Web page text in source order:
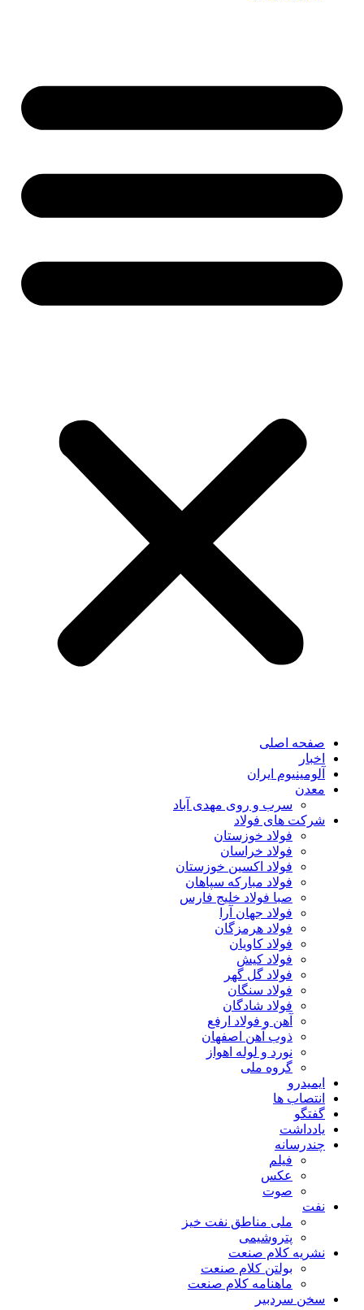
صفحه اصلی
اخبار
آلومینیوم ایران
معدن
سرب و روی مهدی آباد
شرکت های فولاد
فولاد خوزستان
فولاد خراسان
فولاد اکسین خوزستان
فولاد مبارکه سپاهان
صبا فولاد خلیج فارس
فولاد جهان آرا
فولاد هرمزگان
فولاد کاویان
فولاد کیش
فولاد گل گهر
فولاد سنگان
فولاد شادگان
آهن و فولاد ارفع
ذوب آهن اصفهان
نورد و لوله اهواز
گروه ملی
ایمیدرو
انتصاب ها
گفتگو
یادداشت
چندرسانه
فیلم
عکس
صوت
نفت
ملی مناطق نفت خیز
پتروشیمی
نشریه کلام صنعت
بولتن کلام صنعت
ماهنامه کلام صنعت
سخن سردبیر